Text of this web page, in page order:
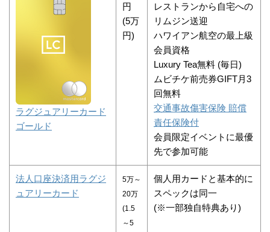
ラグジュアリーカード
ゴールド
円
(5万
円)
レストランから自宅への
リムジン送迎
ハワイアン航空の最上級
会員資格
Luxury Tea無料 (毎日)
ムビチケ前売券GIFT月3
回無料
交通事故傷害保険 賠償
責任保険付
会員限定イベントに最優
先で参加可能
法人口座決済用ラグジ
ュアリーカード
5万～
20万
(1.5
～5
個人用カードと基本的に
スペックは同一
(※一部独自特典あり)